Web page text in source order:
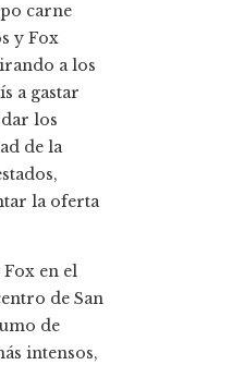
carne
y Fox
a los
a gastar
los
de la
la oferta
en el
de San
de
intensos,